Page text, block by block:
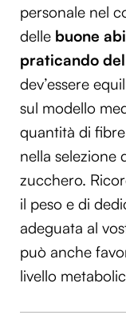
personale nel
delle buone
praticando
dev’essere
sul modello
quantità di
nella selezione
zucchero.
il peso e di
adeguata al
può anche
livello